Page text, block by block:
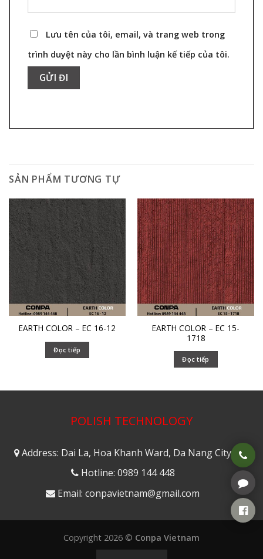
Lưu tên của tôi, email, và trang web trong
trình duyệt này cho lần bình luận kế tiếp của tôi.
SẢN PHẨM TƯƠNG TỰ
EARTH COLOR – EC 16-12
Đọc tiếp
EARTH COLOR – EC 15-
1718
Đọc tiếp
POLISH TECHNOLOGY
Address: Dai La, Hoa Khanh Ward, Da Nang City
Hotline: 0989 144 448
Email: conpavietnam@gmail.com
Copyright 2026 © Conpa Vietnam